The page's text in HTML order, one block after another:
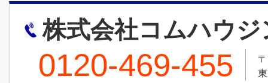
株式会社コムハウジ
0120-469-455